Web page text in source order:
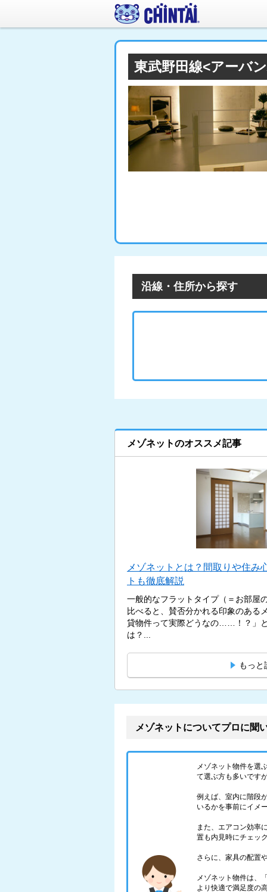
東武野田線<アーバ
沿線・住所から探す
メゾネットのオススメ記事
メゾネットとは？間取りや住み
トも徹底解説
一般的なフラットタイプ（＝お部屋
比べると、賛否分かれる印象のある
貸物件って実際どうなの……！？」
は？...
もっと
メゾネットについてプロに聞
メゾネット物件を選
て選ぶ方も多いです
例えば、室内に階段
いるかを事前にイメ
また、エアコン効率
置も内見時にチェッ
さらに、家具の配置
メゾネット物件は、
より快適で満足度の